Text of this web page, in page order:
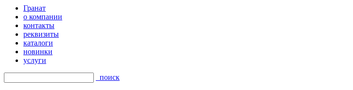
Гранат
о компании
контакты
реквизиты
каталоги
новинки
услуги
поиск